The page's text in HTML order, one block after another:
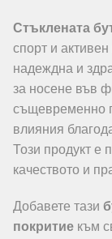
Стъклената
спорт и
надеждна и
за носене във
същевременно
влияния
Този продукт е
качеството и
Добавете тази
покритие към